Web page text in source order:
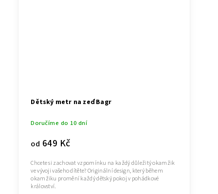
Dětský metr na zeď Bagr
Doručíme do 10 dní
od 649 Kč
Chcete si zachovat vzpomínku na každý důležitý okamžik
ve vývoji vašeho dítěte? Originální design, který během
okamžiku promění každý dětský pokoj v pohádkové
království.